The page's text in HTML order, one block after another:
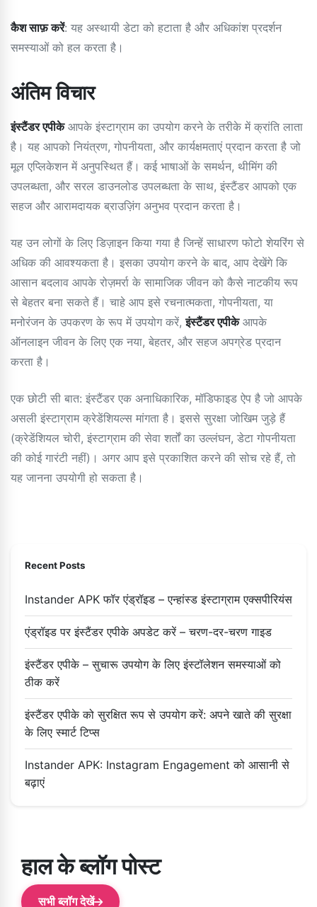
कैश साफ़ करें: यह अस्थायी डेटा को हटाता है और अधिकांश प्रदर्शन
समस्याओं को हल करता है।
अंतिम विचार
इंस्टैंडर एपीकेआपके इंस्टाग्राम का उपयोग करने के तरीके में क्रांति लाता
है। यह आपको नियंत्रण, गोपनीयता, और कार्यक्षमताएं प्रदान करता है जो
मूल एप्लिकेशन में अनुपस्थित हैं। कई भाषाओं के समर्थन, थीमिंग की
उपलब्धता, और सरल डाउनलोड उपलब्धता के साथ, इंस्टैंडर आपको एक
सहज और आरामदायक ब्राउज़िंग अनुभव प्रदान करता है।
यह उन लोगों के लिए डिज़ाइन किया गया है जिन्हें साधारण फोटो शेयरिंग से
अधिक की आवश्यकता है। इसका उपयोग करने के बाद, आप देखेंगे कि
आसान बदलाव आपके रोज़मर्रा के सामाजिक जीवन को कैसे नाटकीय रूप
से बेहतर बना सकते हैं। चाहे आप इसे रचनात्मकता, गोपनीयता, या
मनोरंजन के उपकरण के रूप में उपयोग करें,इंस्टैंडर एपीकेआपके
ऑनलाइन जीवन के लिए एक नया, बेहतर, और सहज अपग्रेड प्रदान
करता है।
एक छोटी सी बात: इंस्टैंडर एक अनाधिकारिक, मॉडिफाइड ऐप है जो आपके
असली इंस्टाग्राम क्रेडेंशियल्स मांगता है। इससे सुरक्षा जोखिम जुड़े हैं
(क्रेडेंशियल चोरी, इंस्टाग्राम की सेवा शर्तों का उल्लंघन, डेटा गोपनीयता
की कोई गारंटी नहीं)। अगर आप इसे प्रकाशित करने की सोच रहे हैं, तो
यह जानना उपयोगी हो सकता है।
Recent Posts
Instander APK फॉर एंड्रॉइड – एन्हांस्ड इंस्टाग्राम एक्सपीरियंस
एंड्रॉइड पर इंस्टैंडर एपीके अपडेट करें – चरण-दर-चरण गाइड
इंस्टैंडर एपीके – सुचारू उपयोग के लिए इंस्टॉलेशन समस्याओं को
ठीक करें
इंस्टैंडर एपीके को सुरक्षित रूप से उपयोग करें: अपने खाते की सुरक्षा
के लिए स्मार्ट टिप्स
Instander APK: Instagram Engagement को आसानी से
बढ़ाएं
हाल के ब्लॉग पोस्ट
सभी ब्लॉग देखें